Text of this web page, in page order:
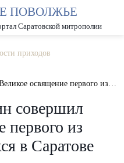
А А
ПОВОЛЖЬЕ
Саратовской митрополии
приходов
из двадцати строящихся в Саратове храмов
совершил
первого из
в Саратове